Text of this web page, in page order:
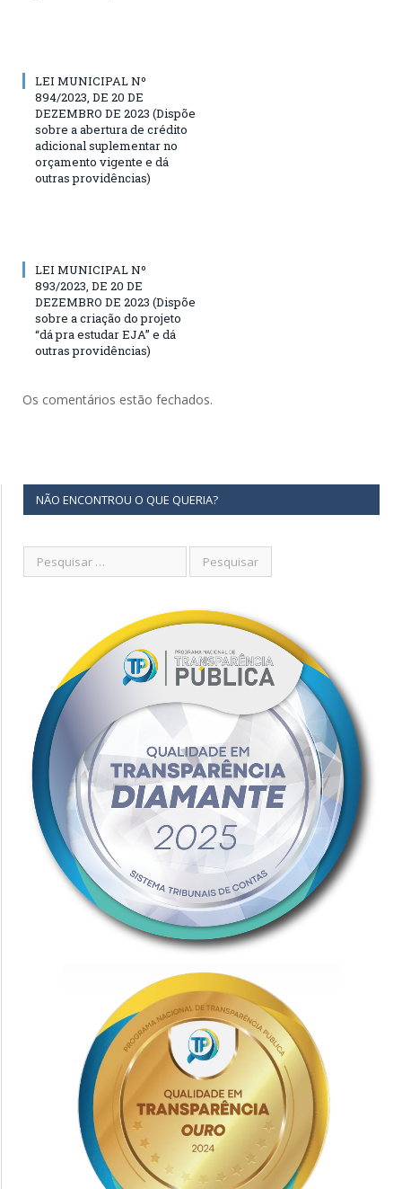
LEI MUNICIPAL Nº
894/2023, DE 20 DE
DEZEMBRO DE 2023 (Dispõe
sobre a abertura de crédito
adicional suplementar no
orçamento vigente e dá
outras providências)
LEI MUNICIPAL Nº
893/2023, DE 20 DE
DEZEMBRO DE 2023 (Dispõe
sobre a criação do projeto
“dá pra estudar EJA” e dá
outras providências)
Os comentários estão fechados.
NÃO ENCONTROU O QUE QUERIA?